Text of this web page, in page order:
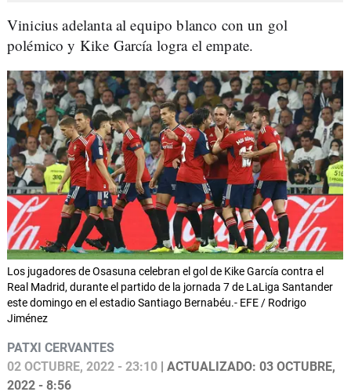
Vinicius adelanta al equipo blanco con un gol
polémico y Kike García logra el empate.
Los jugadores de Osasuna celebran el gol de Kike García contra el
Real Madrid, durante el partido de la jornada 7 de LaLiga Santander
este domingo en el estadio Santiago Bernabéu.- EFE / Rodrigo
Jiménez
PATXI CERVANTES
02 OCTUBRE, 2022 - 23:10 | ACTUALIZADO: 03 OCTUBRE,
2022 - 8:56